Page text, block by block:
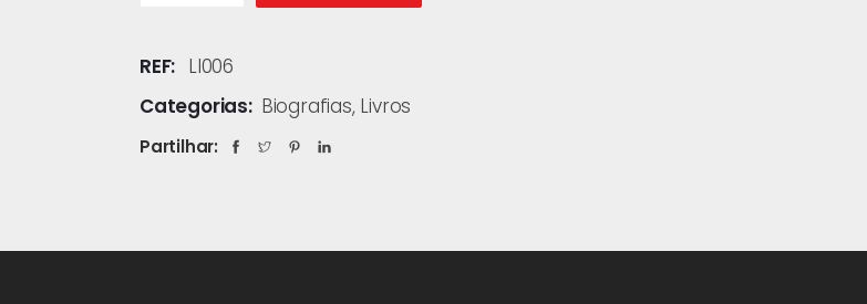
REF: LI006
Categorias: Biografias, Livros
Partilhar: